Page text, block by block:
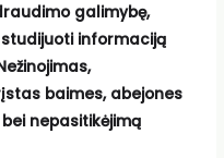
galimybę,
informaciją
baimes, abejones
nepasitikėjimą